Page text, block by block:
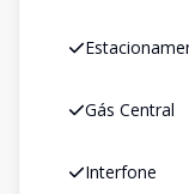
Gás Central
Interfone